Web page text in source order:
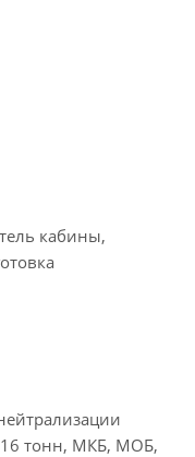
кабины,
16 тонн, МКБ, МОБ,